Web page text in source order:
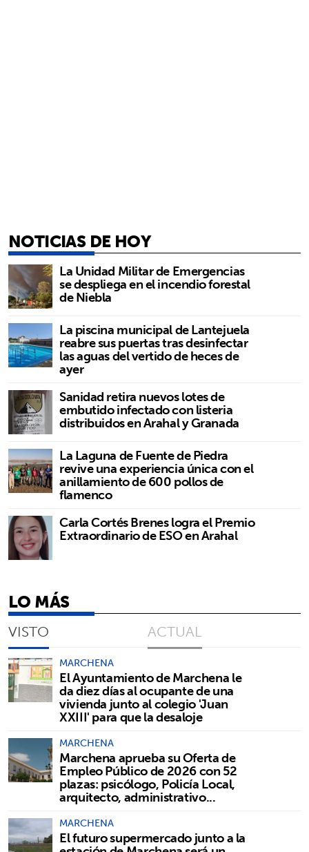
NOTICIAS DE HOY
La Unidad Militar de Emergencias
se despliega en el incendio forestal
de Niebla
La piscina municipal de Lantejuela
reabre sus puertas tras desinfectar
las aguas del vertido de heces de
ayer
Sanidad retira nuevos lotes de
embutido infectado con listeria
distribuidos en Arahal y Granada
La Laguna de Fuente de Piedra
revive una experiencia única con el
anillamiento de 600 pollos de
flamenco
Carla Cortés Brenes logra el Premio
Extraordinario de ESO en Arahal
LO MÁS
VISTO ACTUAL
MARCHENA
El Ayuntamiento de Marchena le
da diez días al ocupante de una
vivienda junto al colegio 'Juan
XXIII' para que la desaloje
MARCHENA
Marchena aprueba su Oferta de
Empleo Público de 2026 con 52
plazas: psicólogo, Policía Local,
arquitecto, administrativo...
MARCHENA
El futuro supermercado junto a la